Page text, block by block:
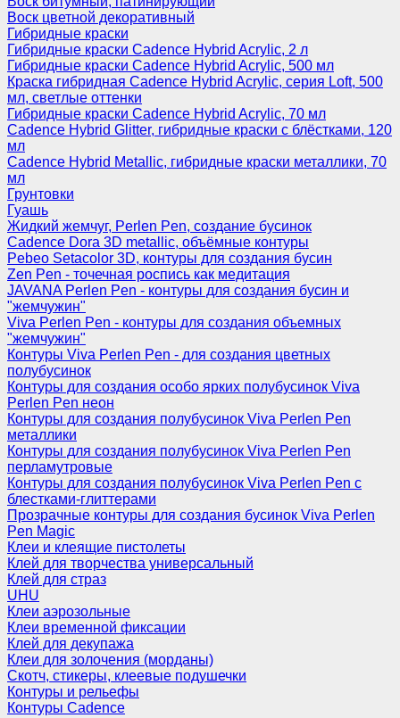
Воск цветной декоративный
Гибридные краски
Гибридные краски Cadence Hybrid Acrylic, 2 л
Гибридные краски Cadence Hybrid Acrylic, 500 мл
Краска гибридная Cadence Hybrid Acrylic, серия Loft, 500
мл, светлые оттенки
Гибридные краски Cadence Hybrid Acrylic, 70 мл
Cadence Hybrid Glitter, гибридные краски с блёстками, 120
мл
Cadence Hybrid Metallic, гибридные краски металлики, 70
мл
Грунтовки
Гуашь
Жидкий жемчуг, Perlen Pen, создание бусинок
Cadence Dora 3D metallic, объёмные контуры
Pebeo Setacolor 3D, контуры для создания бусин
Zen Pen - точечная роспись как медитация
JAVANA Perlen Pen - контуры для создания бусин и
"жемчужин"
Viva Perlen Pen - контуры для создания объемных
"жемчужин"
Контуры Viva Perlen Pen - для создания цветных
полубусинок
Контуры для создания особо ярких полубусинок Viva
Perlen Pen неон
Контуры для создания полубусинок Viva Perlen Pen
металлики
Контуры для создания полубусинок Viva Perlen Pen
перламутровые
Контуры для создания полубусинок Viva Perlen Pen с
блестками-глиттерами
Прозрачные контуры для создания бусинок Viva Perlen
Pen Magic
Клеи и клеящие пистолеты
Клей для творчества универсальный
Клей для страз
UHU
Клеи аэрозольные
Клеи временной фиксации
Клей для декупажа
Клеи для золочения (морданы)
Скотч, стикеры, клеевые подушечки
Контуры и рельефы
Контуры Cadence